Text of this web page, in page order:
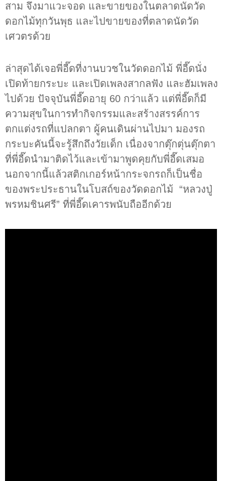
สาม จึงมาแวะจอด และขายของในตลาดนัดวัด
ดอกไม้ทุกวันพุธ และไปขายของที่ตลาดนัดวัด
เศวตรด้วย
ล่าสุดได้เจอพี่อี๊ดที่งานบวชในวัดดอกไม้ พี่อี๊ดนั่ง
เปิดท้ายกระบะ และเปิดเพลงสากลฟัง และฮัมเพลง
ไปด้วย ปัจจุบันพี่อี๊ดอายุ 60 กว่าแล้ว แต่พี่อี๊ดก็มี
ความสุขในการทำกิจกรรมและสร้างสรรค์การ
ตกแต่งรถที่แปลกตา ผู้คนเดินผ่านไปมา มองรถ
กระบะคันนี้จะรู้สึกถึงวัยเด็ก เนื่องจากตุ๊กตุ่นตุ๊กตา
ที่พี่อี๊ดนำมาติดไว้และเข้ามาพูดคุยกับพี่อี๊ดเสมอ
นอกจากนี้แล้วสติกเกอร์หน้ากระจกรถก็เป็นชื่อ
ของพระประธานในโบสถ์ของวัดดอกไม้ “หลวงปู่
พรหมชินศรี” ที่พี่อี๊ดเคารพนับถืออีกด้วย